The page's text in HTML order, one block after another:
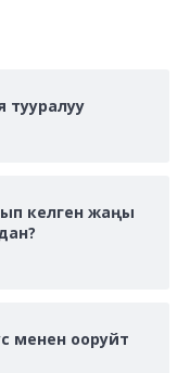
тууралуу
келген жаңы
менен ооруйт